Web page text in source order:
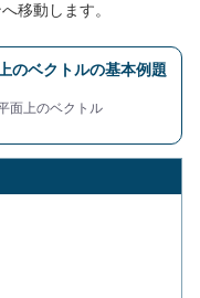
移動します。
のベクトルの基本例題
面上のベクトル